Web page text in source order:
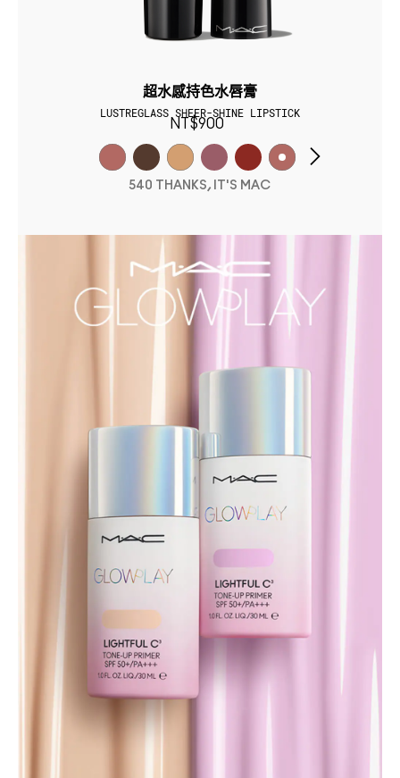
超水感持色水唇膏
LUSTREGLASS SHEER-SHINE LIPSTICK
NT$900
540 THANKS, IT'S MAC